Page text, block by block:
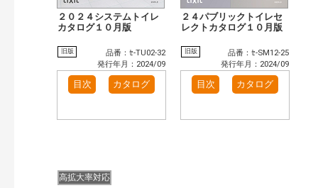
２０２４システムトイレ
カタログ１０月版
旧版
品番：ｾ-TU02-32
発行年月：2024/09
目次 カタログ
２４パブリックトイレセ
レクトカタログ１０月版
旧版
品番：ｾ-SM12-25
発行年月：2024/09
目次 カタログ
高拡大率対応